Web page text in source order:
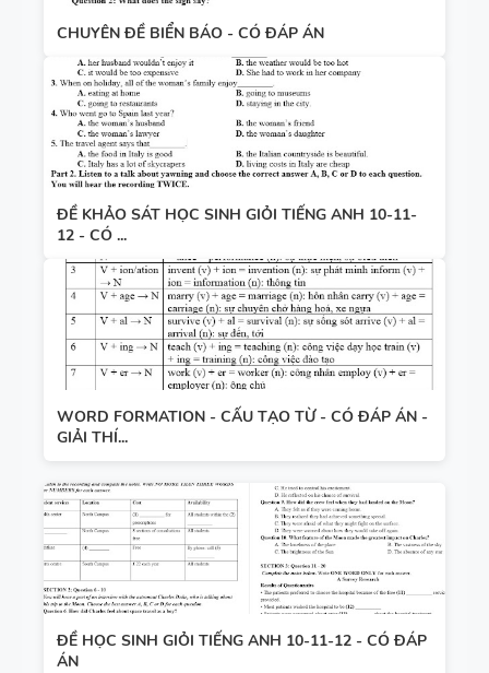
CHUYÊN ĐỀ BIỂN BÁO - CÓ ĐÁP ÁN
ĐỀ KHẢO SÁT HỌC SINH GIỎI TIẾNG ANH 10-11-
12 - CÓ ...
WORD FORMATION - CẤU TẠO TỪ - CÓ ĐÁP ÁN -
GIẢI THÍ...
ĐỀ HỌC SINH GIỎI TIẾNG ANH 10-11-12 - CÓ ĐÁP
ÁN